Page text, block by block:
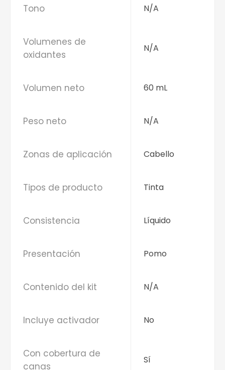
Tono N/A
Volumenes de
oxidantes
N/A
Volumen neto 60 mL
Peso neto N/A
Zonas de aplicación Cabello
Tipos de producto Tinta
Consistencia Líquido
Presentación Pomo
Contenido del kit N/A
Incluye activador No
Con cobertura de
canas
Sí